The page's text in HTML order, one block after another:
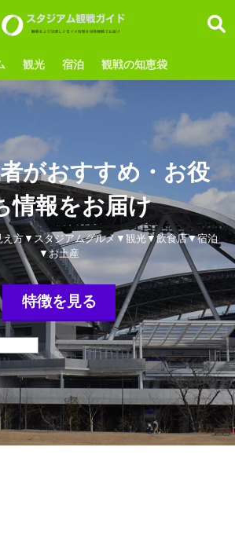
観光 宿泊 観戦の知恵袋
がおすすめ・お役
情報をお届け
方▼スタジアムグルメ▼観光▼飲食店▼宿泊
▼お土産
特徴を見る